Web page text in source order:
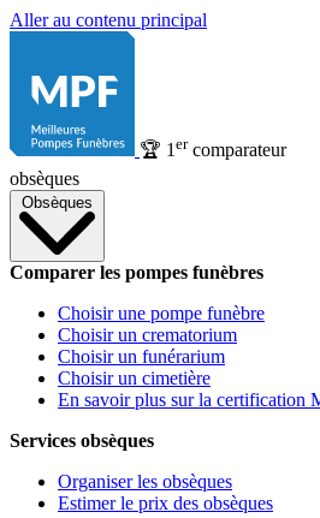
Aller au contenu principal
🏆 1 ercomparateur
obsèques
Obsèques
Comparer les pompes funèbres
Choisir une pompe funèbre
Choisir un crematorium
Choisir un funérarium
Choisir un cimetière
En savoir plus sur la certification
Services obsèques
Organiser les obsèques
Estimer le prix des obsèques